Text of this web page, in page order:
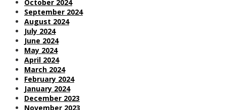
October 2024
September 2024
August 2024
July 2024
June 2024
May 2024
April 2024
March 2024
February 2024
January 2024
December 2023
November 2023